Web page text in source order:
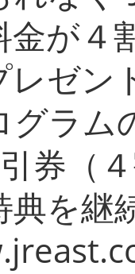
が４
レゼン
ラム
券（
典を継